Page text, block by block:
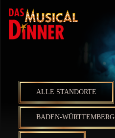
ALLE STANDORTE
BADEN-WÜRTTEMBERG